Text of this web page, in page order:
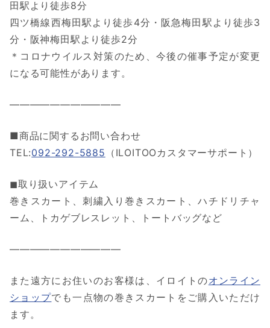
田駅より徒歩8分
四ツ橋線西梅田駅より徒歩4分・阪急梅田駅より徒歩3
分・阪神梅田駅より徒歩2分
＊コロナウイルス対策のため、今後の催事予定が変更
になる可能性があります。
———————————
■商品に関するお問い合わせ
TEL:092-292-5885 （ILOITOOカスタマーサポート）
◼︎取り扱いアイテム
巻きスカート、刺繍入り巻きスカート、ハチドリチャ
ーム、トカゲブレスレット、トートバッグなど
———————————
また遠方にお住いのお客様は、イロイトのオンライン
ショップでも一点物の巻きスカートをご購入いただけ
ます。